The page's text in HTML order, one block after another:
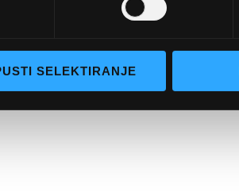
SELEKTIRANJE
Narudžbe i povrati